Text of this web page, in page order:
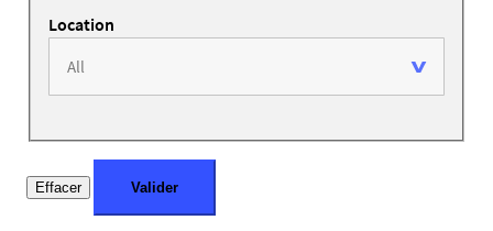
Location